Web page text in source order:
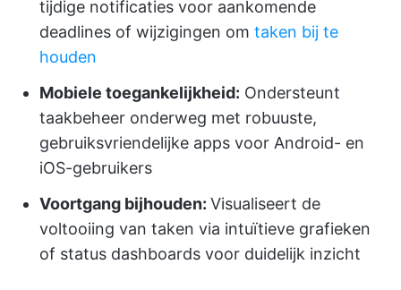
tijdige notificaties voor aankomende
deadlines of wijzigingen om taken bij te
houden
Mobiele toegankelijkheid: Ondersteunt
taakbeheer onderweg met robuuste,
gebruiksvriendelijke apps voor Android- en
iOS-gebruikers
Voortgang bijhouden: Visualiseert de
voltooiing van taken via intuïtieve grafieken
of status dashboards voor duidelijk inzicht